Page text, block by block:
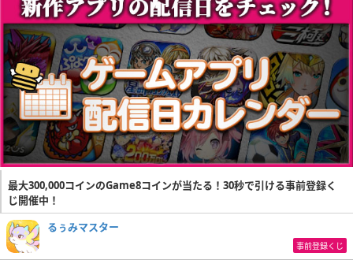
最大300,000コインのGame8コインが当たる！30秒で引ける事前登録く
じ開催中！
るぅみマスター
事前登録くじ